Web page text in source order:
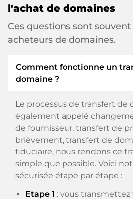
l'achat de domaines
Ces questions sont souvent
acheteurs de domaines.
Comment fonctionne un
domaine ?
Le processus de transfert de
également appelé
de fournisseur, transfert de
brièvement, transfert de
fiduciaire, nous rendons ce
simple que possible. Voici
sécurisée étape par étape :
Etape 1 : vous transmettez